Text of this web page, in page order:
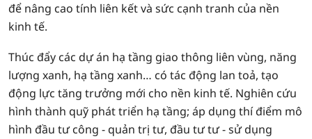
để nâng cao tính liên kết và sức cạnh tranh của nền
kinh tế.
Thúc đẩy các dự án hạ tầng giao thông liên vùng, năng
lượng xanh, hạ tầng xanh… có tác động lan toả, tạo
động lực tăng trưởng mới cho nền kinh tế. Nghiên cứu
hình thành quỹ phát triển hạ tầng; áp dụng thí điểm mô
hình đầu tư công - quản trị tư, đầu tư tư - sử dụng